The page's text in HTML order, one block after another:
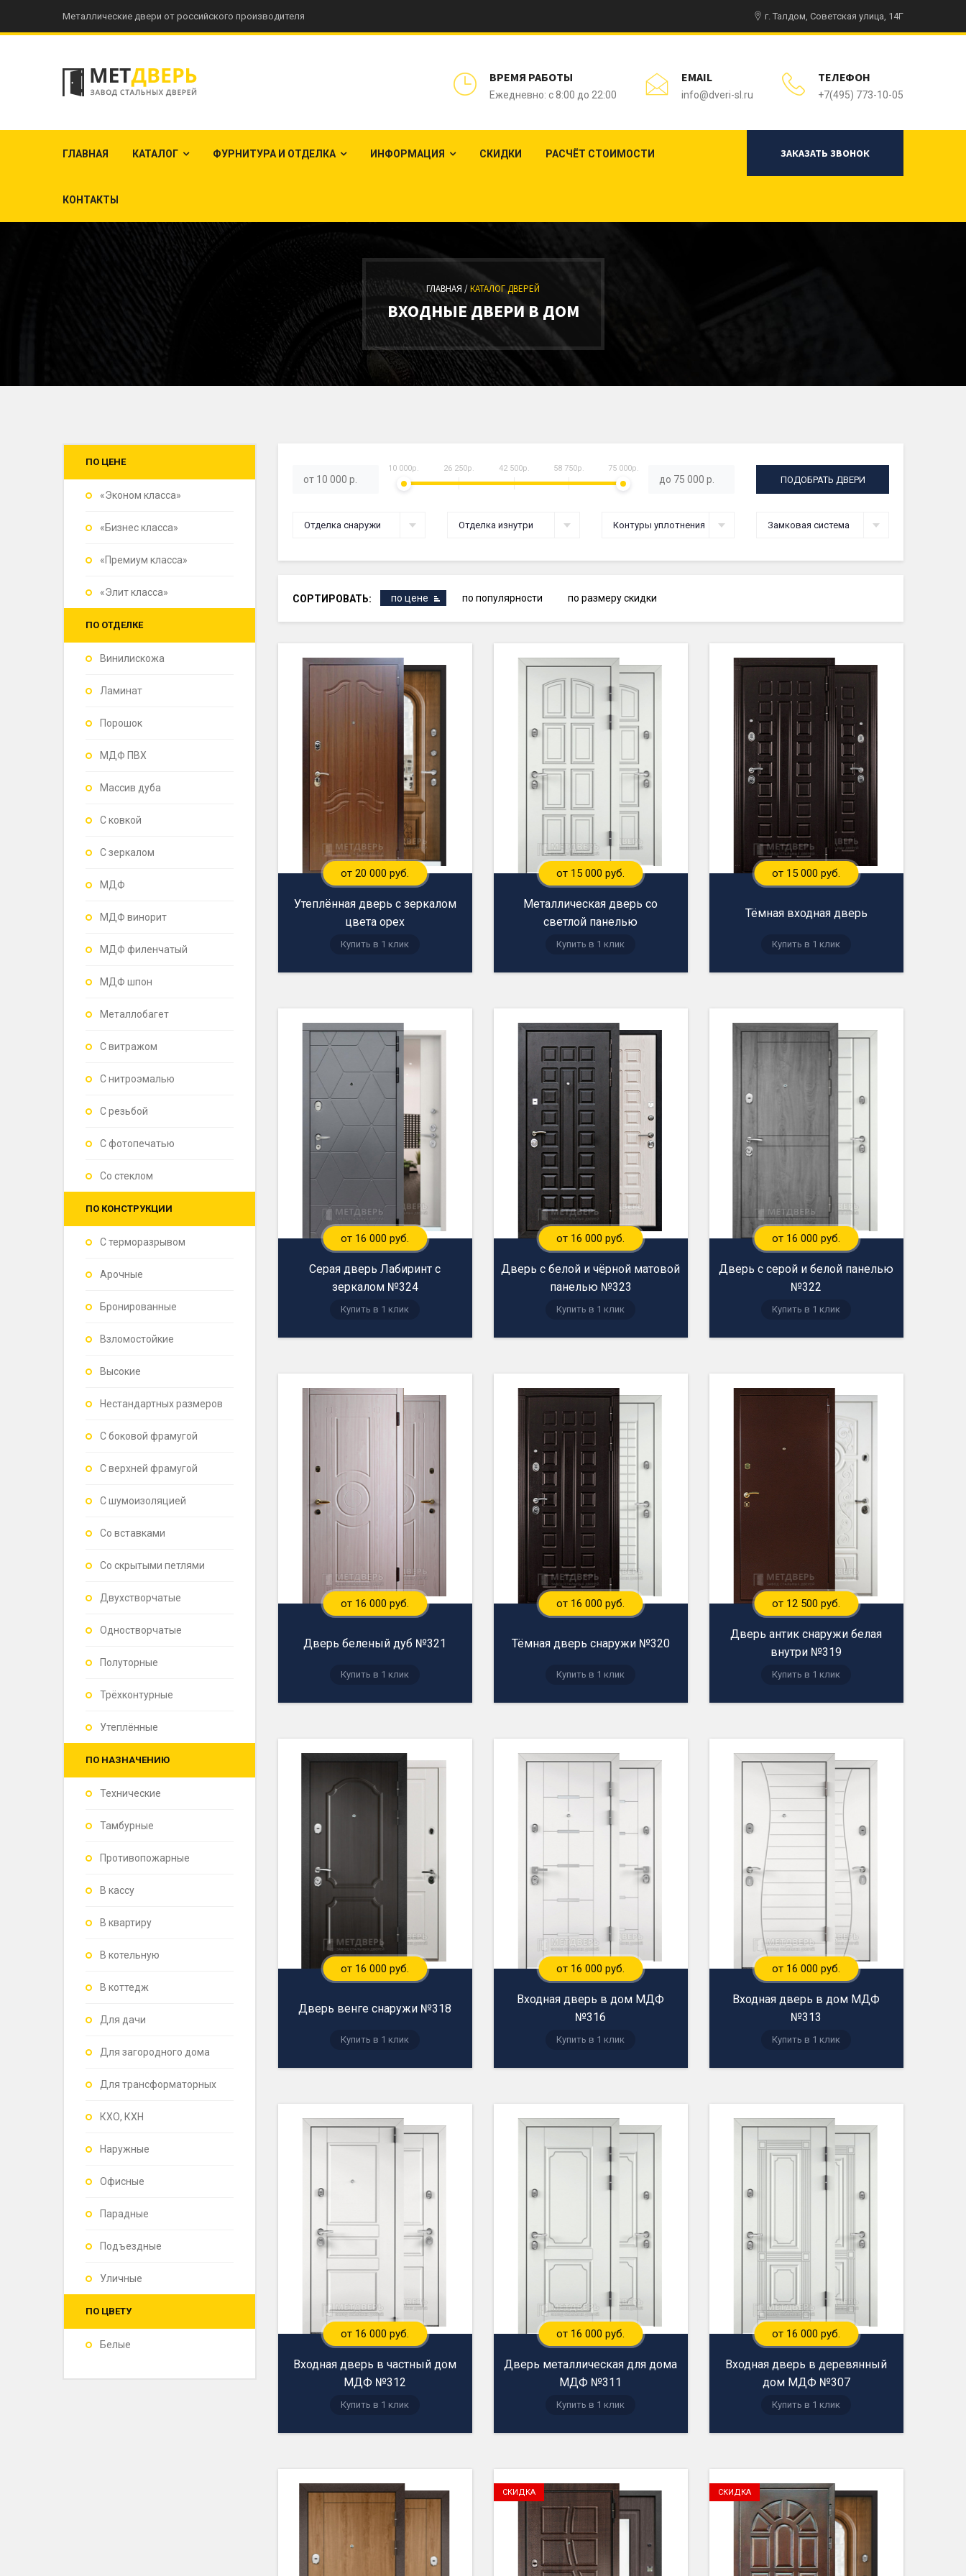
Металлические двери от российского производителя г. Талдом, Советская улица, 14Г
ВРЕМЯ РАБОТЫ
Ежедневно: с 8:00 до 22:00
EMAIL
info@dveri-sl.ru
ТЕЛЕФОН
+7(495) 773-10-05
ГЛАВНАЯ КАТАЛОГ ФУРНИТУРА И ОТДЕЛКА ИНФОРМАЦИЯ СКИДКИ РАСЧЁТ СТОИМОСТИ
КОНТАКТЫ
ЗАКАЗАТЬ ЗВОНОК
ГЛАВНАЯ /КАТАЛОГ ДВЕРЕЙ
ВХОДНЫЕ ДВЕРИ В ДОМ
ПО ЦЕНЕ
«Эконом класса»
«Бизнес класса»
«Премиум класса»
«Элит класса»
ПО ОТДЕЛКЕ
Винилискожа
Ламинат
Порошок
МДФ ПВХ
Массив дуба
С ковкой
С зеркалом
МДФ
МДФ винорит
МДФ филенчатый
МДФ шпон
Металлобагет
С витражом
С нитроэмалью
С резьбой
С фотопечатью
Со стеклом
ПО КОНСТРУКЦИИ
С терморазрывом
Арочные
Бронированные
Взломостойкие
Высокие
Нестандартных размеров
С боковой фрамугой
С верхней фрамугой
С шумоизоляцией
Со вставками
Со скрытыми петлями
Двухстворчатые
Одностворчатые
Полуторные
Трёхконтурные
Утеплённые
ПО НАЗНАЧЕНИЮ
Технические
Тамбурные
Противопожарные
В кассу
В квартиру
В котельную
В коттедж
Для дачи
Для загородного дома
Для трансформаторных
КХО, КХН
Наружные
Офисные
Парадные
Подъездные
Уличные
ПО ЦВЕТУ
Белые
10 000р. 26 250р. 42 500р. 58 750р. 75 000р.
ПОДОБРАТЬ ДВЕРИ
Отделка снаружи Отделка изнутри Контуры уплотнения Замковая система
СОРТИРОВАТЬ: по цене по популярности по размеру скидки
от 20 000 руб.
Утеплённая дверь с зеркалом
цвета орех
Купить в 1 клик
от 15 000 руб.
Металлическая дверь со
светлой панелью
Купить в 1 клик
от 15 000 руб.
Тёмная входная дверь
Купить в 1 клик
от 16 000 руб.
Серая дверь Лабиринт с
зеркалом №324
Купить в 1 клик
от 16 000 руб.
Дверь с белой и чёрной матовой
панелью №323
Купить в 1 клик
от 16 000 руб.
Дверь с серой и белой панелью
№322
Купить в 1 клик
от 16 000 руб.
Дверь беленый дуб №321
Купить в 1 клик
от 16 000 руб.
Тёмная дверь снаружи №320
Купить в 1 клик
от 12 500 руб.
Дверь антик снаружи белая
внутри №319
Купить в 1 клик
от 16 000 руб.
Дверь венге снаружи №318
Купить в 1 клик
от 16 000 руб.
Входная дверь в дом МДФ
№316
от 16 000 руб.
Входная дверь в дом МДФ
№313
от 16 000 руб.
Входная дверь в частный дом
МДФ №312
от 16 000 руб.
Дверь металлическая для дома
МДФ №311
от 16 000 руб.
Входная дверь в деревянный
дом МДФ №307